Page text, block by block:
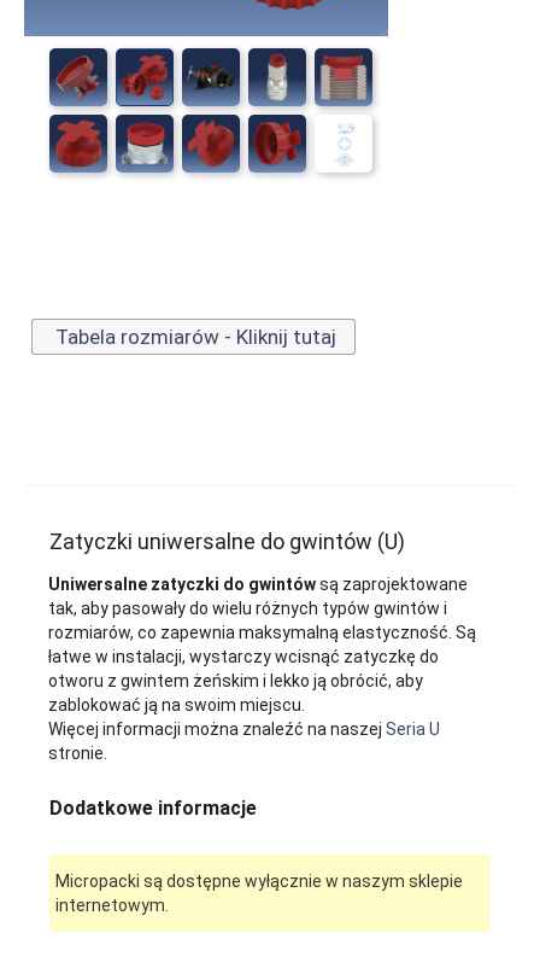
Tabela rozmiarów - Kliknij tutaj
Zatyczki uniwersalne do gwintów (U)
Uniwersalne zatyczki do gwintówsą zaprojektowane
tak, aby pasowały do wielu różnych typów gwintów i
rozmiarów, co zapewnia maksymalną elastyczność. Są
łatwe w instalacji, wystarczy wcisnąć zatyczkę do
otworu z gwintem żeńskim i lekko ją obrócić, aby
zablokować ją na swoim miejscu.
Więcej informacji można znaleźć na naszejSeria U
stronie.
Dodatkowe informacje
Micropacki są dostępne wyłącznie w naszym sklepie
internetowym.